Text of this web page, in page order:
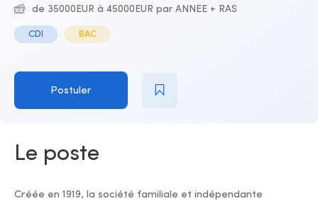
de 35000EUR à 45000EUR par ANNEE + RAS
CDI BAC
Postuler
Le poste
Créée en 1919, la société familiale et indépendante